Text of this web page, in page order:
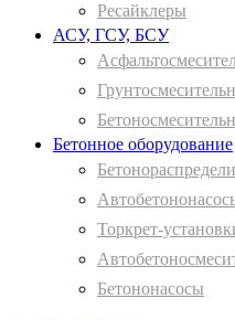
Ресайклеры
АСУ, ГСУ, БСУ
Бетонное оборудование
Торкрет-
Бетононасосы